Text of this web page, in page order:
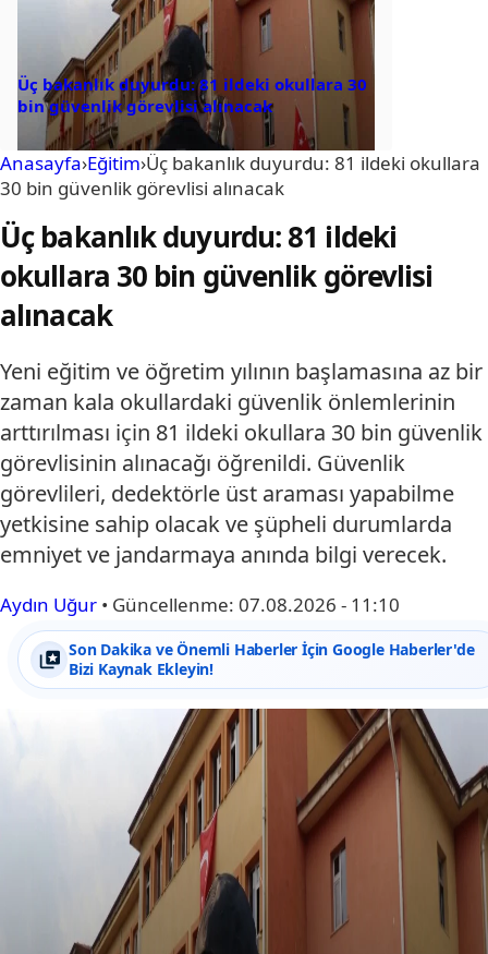
Üç bakanlık duyurdu: 81 ildeki okullara 30
bin güvenlik görevlisi alınacak
Anasayfa›Eğitim›Üç bakanlık duyurdu: 81 ildeki okullara
30 bin güvenlik görevlisi alınacak
Üç bakanlık duyurdu: 81 ildeki
okullara 30 bin güvenlik görevlisi
alınacak
Yeni eğitim ve öğretim yılının başlamasına az bir
zaman kala okullardaki güvenlik önlemlerinin
arttırılması için 81 ildeki okullara 30 bin güvenlik
görevlisinin alınacağı öğrenildi. Güvenlik
görevlileri, dedektörle üst araması yapabilme
yetkisine sahip olacak ve şüpheli durumlarda
emniyet ve jandarmaya anında bilgi verecek.
Aydın Uğur • Güncellenme: 07.08.2026 - 11:10
Son Dakika ve Önemli Haberler İçin Google Haberler'de
Bizi Kaynak Ekleyin!